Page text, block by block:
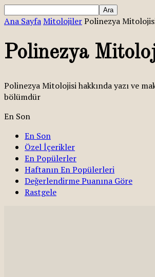
Ana SayfaMitolojilerPolinezya
Polinezya
Polinezya Mitolojisi hakkında yazı ve
bölümdür
En Son
En Son
Özel İçerikler
En Popülerler
Haftanın En Popülerleri
Değerlendirme Puanına Göre
Rastgele